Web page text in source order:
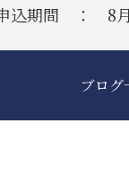
込期間 ： 8月
ブログ